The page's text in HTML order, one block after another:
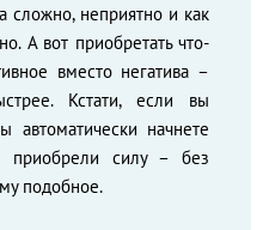
сложно, неприятно и как
А вот приобретать что-
вместо негатива –
Кстати, если вы
автоматически начнете
приобрели силу – без
подобное.